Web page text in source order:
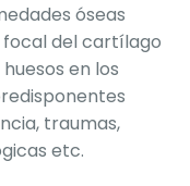
óseas
focal del cartílago
en los
traumas,
etc.